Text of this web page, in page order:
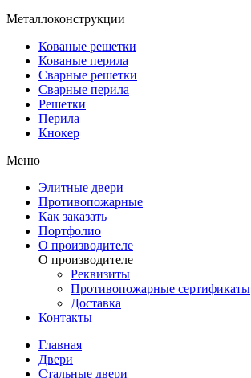
Металлоконструкции
Кованые решетки
Кованые перила
Сварные решетки
Сварные перила
Решетки
Перила
Кнокер
Меню
Элитные двери
Противопожарные
Как заказать
Портфолио
О производителе
О производителе
Реквизиты
Противопожарные сертификаты
Доставка
Контакты
Главная
Двери
Стальные двери